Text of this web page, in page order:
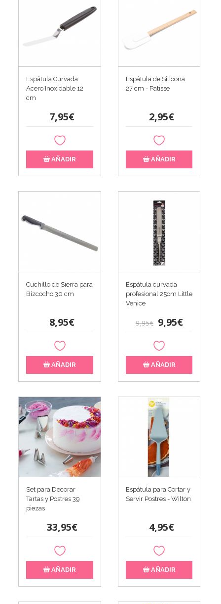
Espátula Curvada
Acero Inoxidable 12
cm
7,95€
AÑADIR
Espátula de Silicona
27 cm - Patisse
2,95€
AÑADIR
Cuchillo de Sierra para
Bizcocho 30 cm
8,95€
AÑADIR
Espátula curvada
profesional 25cm Little
Venice
9,95€ 9,95€
AÑADIR
Set para Decorar
Tartas y Postres 39
piezas
33,95€
AÑADIR
Espátula para Cortar y
Servir Postres - Wilton
4,95€
AÑADIR